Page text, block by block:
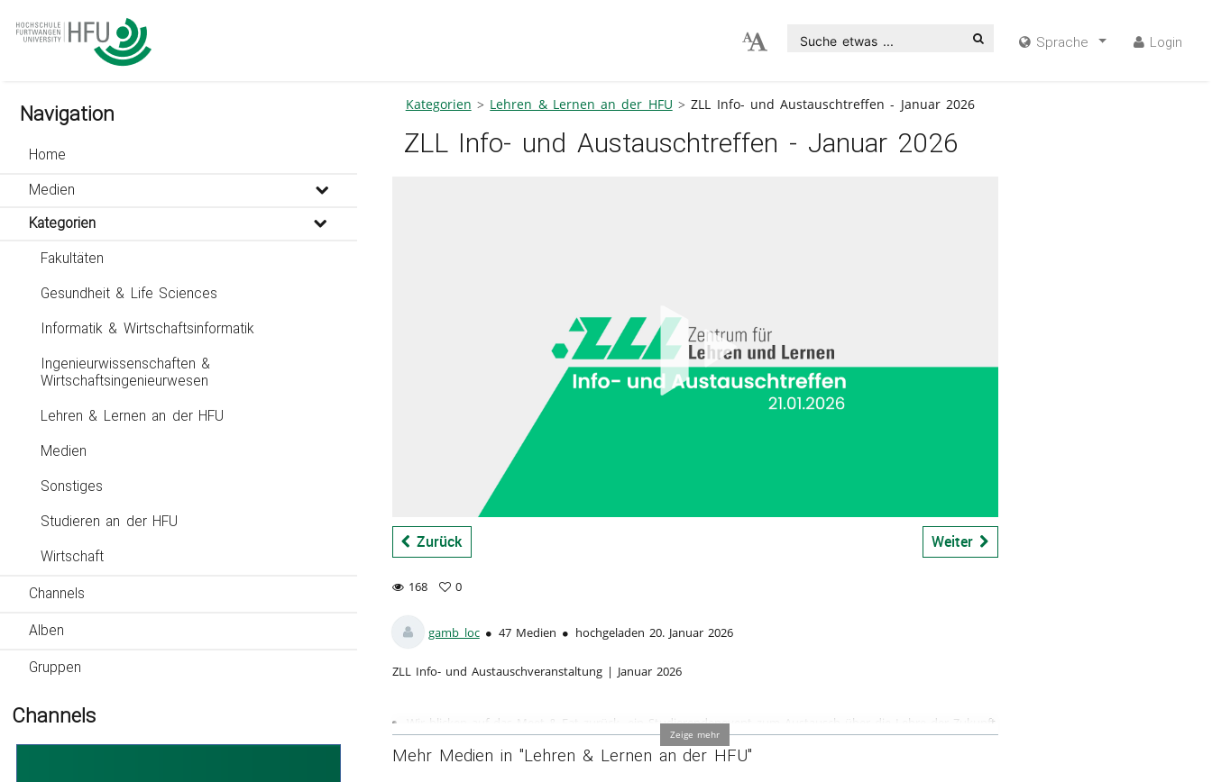
Suche etwas ... Sprache Login
Navigation
Home
Medien
Kategorien
Fakultäten
Gesundheit & Life Sciences
Informatik & Wirtschaftsinformatik
Ingenieurwissenschaften &
Wirtschaftsingenieurwesen
Lehren & Lernen an der HFU
Medien
Sonstiges
Studieren an der HFU
Wirtschaft
Channels
Alben
Gruppen
Channels
Kategorien Lehren & Lernen an der HFU ZLL Info- und Austauschtreffen - Januar 2026
ZLL Info- und Austauschtreffen - Januar 2026
Video
Zurück Weiter
168
views
0
favorites
gamb_loc 47 Medien hochgeladen 20. Januar 2026
ZLL Info- und Austauschveranstaltung | Januar 2026
Wir blicken auf das Meet & Eat zurück, ein Studierendenevent zum Austausch über die Lehre der Zukunft
in lockerer Atmosphäre bei Grillen und Heißgetränken.
Wir stellen das KI-Courage Hub vor, das praxisnahe Hard- und Softwarelösungen für das Arbeiten mit KI
Zeige mehr
Mehr Medien in "Lehren & Lernen an der HFU"